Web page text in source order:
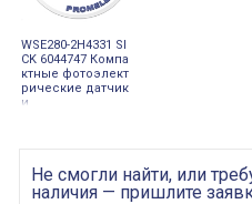
WSE280-2H4331 SI
CK 6044747 Компа
ктные фотоэлект
рические датчик
и
Не смогли найти, или
наличия — пришлите